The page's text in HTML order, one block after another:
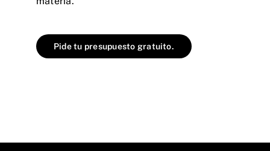
Pide tu presupuesto gratuito.